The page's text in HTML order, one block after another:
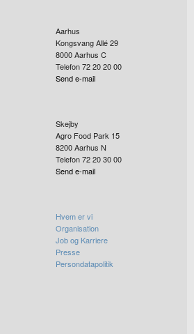
Aarhus
Kongsvang Allé 29
8000Aarhus C
Telefon 72 20 20 00
Send e-mail
Skejby
Agro Food Park 15
8200Aarhus N
Telefon 72 20 30 00
Send e-mail
Hvem er vi
Organisation
Job og Karriere
Presse
Persondatapolitik